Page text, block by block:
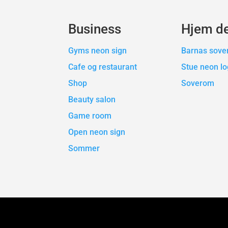
Business
Gyms neon sign
Cafe og restaurant
Shop
Beauty salon
Game room
Open neon sign
Sommer
Hjem
Barnas
Stue neon
Soverom